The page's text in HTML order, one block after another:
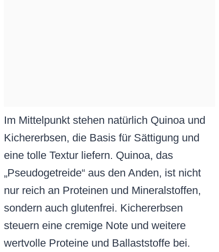
Im Mittelpunkt stehen natürlich Quinoa und
Kichererbsen, die Basis für Sättigung und
eine tolle Textur liefern. Quinoa, das
„Pseudogetreide“ aus den Anden, ist nicht
nur reich an Proteinen und Mineralstoffen,
sondern auch glutenfrei. Kichererbsen
steuern eine cremige Note und weitere
wertvolle Proteine und Ballaststoffe bei.